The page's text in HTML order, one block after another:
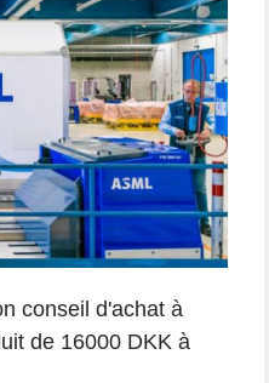
conseil d'achat à
de 16000 DKK à